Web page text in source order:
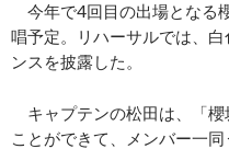
今年で4回目の出場となる
唱予定。リハーサルでは、
ンスを披露した。
キャプテンの松田は、「櫻
ことができて、メンバー一